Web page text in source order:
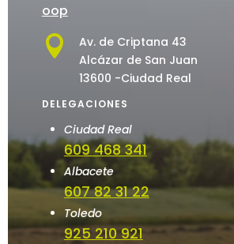
oop

Av. de Criptana 43
Alcázar de San Juan
13600 -Ciudad Real
DELEGACIONES
Ciudad Real
609 468 341
Albacete
607 82 31 22
Toledo
925 210 921